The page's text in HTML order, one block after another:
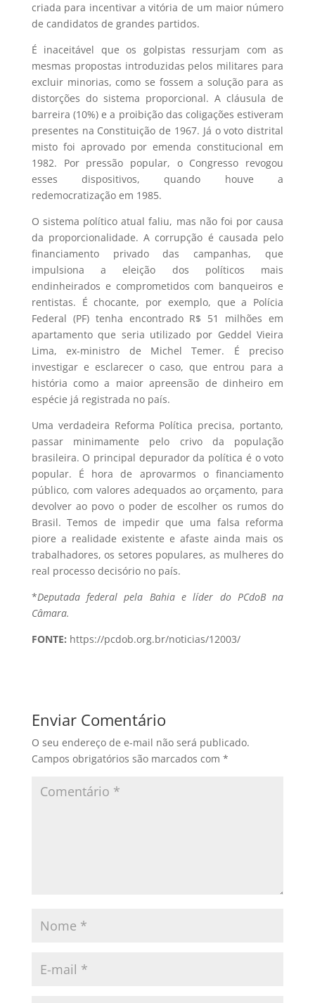
criada para incentivar a vitória de um maior número
de candidatos de grandes partidos.
É inaceitável que os golpistas ressurjam com as
mesmas propostas introduzidas pelos militares para
excluir minorias, como se fossem a solução para as
distorções do sistema proporcional. A cláusula de
barreira (10%) e a proibição das coligações estiveram
presentes na Constituição de 1967. Já o voto distrital
misto foi aprovado por emenda constitucional em
1982. Por pressão popular, o Congresso revogou
esses dispositivos, quando houve a
redemocratização em 1985.
O sistema político atual faliu, mas não foi por causa
da proporcionalidade. A corrupção é causada pelo
financiamento privado das campanhas, que
impulsiona a eleição dos políticos mais
endinheirados e comprometidos com banqueiros e
rentistas. É chocante, por exemplo, que a Polícia
Federal (PF) tenha encontrado R$ 51 milhões em
apartamento que seria utilizado por Geddel Vieira
Lima, ex-ministro de Michel Temer. É preciso
investigar e esclarecer o caso, que entrou para a
história como a maior apreensão de dinheiro em
espécie já registrada no país.
Uma verdadeira Reforma Política precisa, portanto,
passar minimamente pelo crivo da população
brasileira. O principal depurador da política é o voto
popular. É hora de aprovarmos o financiamento
público, com valores adequados ao orçamento, para
devolver ao povo o poder de escolher os rumos do
Brasil. Temos de impedir que uma falsa reforma
piore a realidade existente e afaste ainda mais os
trabalhadores, os setores populares, as mulheres do
real processo decisório no país.
*Deputada federal pela Bahia e líder do PCdoB na
Câmara.
FONTE: https://pcdob.org.br/noticias/12003/
Enviar Comentário
O seu endereço de e-mail não será publicado.
Campos obrigatórios são marcados com *